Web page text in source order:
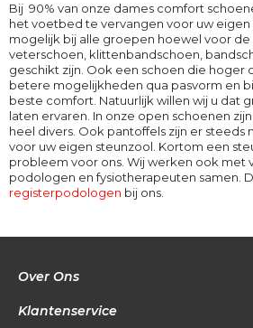
Bij 90% van onze dames comfort
het voetbed te vervangen voor uw eigen
mogelijk bij alle groepen hoewel voor de
veterschoen, klittenbandschoen,
geschikt zijn. Ook een schoen die hoger
betere mogelijkheden qua pasvorm en
beste comfort. Natuurlijk willen wij u dat
laten ervaren. In onze open schoenen
heel divers. Ook pantoffels zijn er steeds
voor uw eigen steunzool. Kortom een
probleem voor ons. Wij werken ook met
podologen en fysiotherapeuten samen.
registerpodologen bij ons.
Over Ons
Klantenservice